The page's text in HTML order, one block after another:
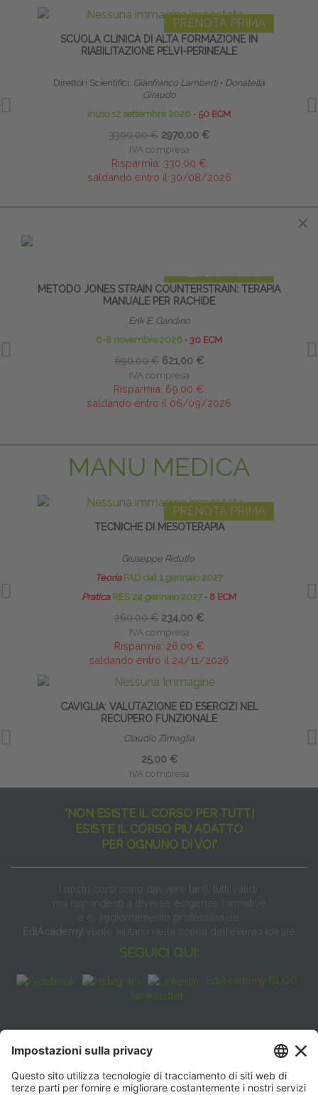
PRENOTA PRIMA
SCUOLA CLINICA DI ALTA FORMAZIONE IN
RIABILITAZIONE PELVI-PERINEALE
Direttori Scientifici: Gianfranco Lamberti ∙ Donatella
Giraudo
inizio 12 settembre 2026 ∙ 50 ECM
3300,00 € 2970,00 €
IVA compresa
Risparmia: 330,00 €
saldando entro il 30/08/2026
PRENOTA PRIMA
METODO JONES STRAIN COUNTERSTRAIN: TERAPIA
MANUALE PER RACHIDE
Erik E. Gandino
6-8 novembre 2026 ∙ 30 ECM
690,00 € 621,00 €
IVA compresa
Risparmia: 69,00 €
saldando entro il 06/09/2026
MANU MEDICA
PRENOTA PRIMA
TECNICHE DI MESOTERAPIA
Giuseppe Ridulfo
Teoria FAD dal 1 gennaio 2027
PraticaRES 24 gennaio 2027 ∙ 8 ECM
260,00 € 234,00 €
IVA compresa
Risparmia: 26,00 €
saldando entro il 24/11/2026
CAVIGLIA: VALUTAZIONE ED ESERCIZI NEL
RECUPERO FUNZIONALE
Claudio Zimaglia
25,00 €
IVA compresa
"NON ESISTE IL CORSO PER TUTTI
ESISTE IL CORSO PIÙ ADATTO
PER OGNUNO DI VOI"
I nostri corsi sono davvero tanti, tutti validi
ma rispondenti a diverse esigenze formative
e di aggiornamento professionale.
EdiAcademy vuole aiutarvi nella scelta dell’evento ideale
SEGUICI QUI:
EdiAcademy BLOG
Newsletter
FAQ
CONTATTI
×
×